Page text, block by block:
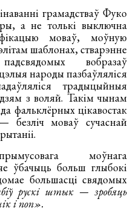
грамадстваў Фуко
а не толькі выключна
моваў, моўную
шаблонах, стварэнне
вобразаў
народы пазбаўляліся
традыцыйныя
з воляй. Такім чынам
фальклёрных цікавостак
моваў сучаснай
моўнага
ўбачыць больш глыбокі
большасці свядомых
рускі штык — зробяць
і поп».